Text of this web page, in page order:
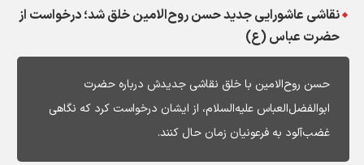
نقاشی عاشورایی جدید حسن روح‌الامین خلق شد؛ درخواست از
حضرت عباس (ع)
حسن روح‌الامین با خلق نقاشی جدیدش درباره حضرت
ابوالفضل‌العباس علیه‌السلام، از ایشان درخواست کرد که نگاهی
غضب‌آلود به فرعونیان زمان حال کنند.